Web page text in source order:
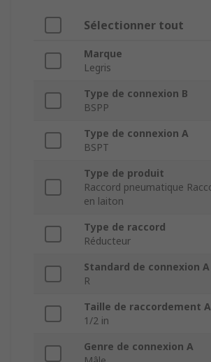
Sélectionner tout
Marque
Legris
Type de connexion B
BSPP
Type de connexion A
BSPT
Type de produit
Raccord pneumatique
en laiton
Type de raccord
Réducteur
Standard de connexion A
R
Taille de raccordement A
1/2 in
Genre de connexion A